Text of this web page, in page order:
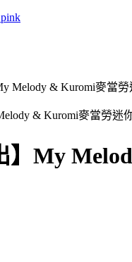
Melody & Kuromi麥當
】My